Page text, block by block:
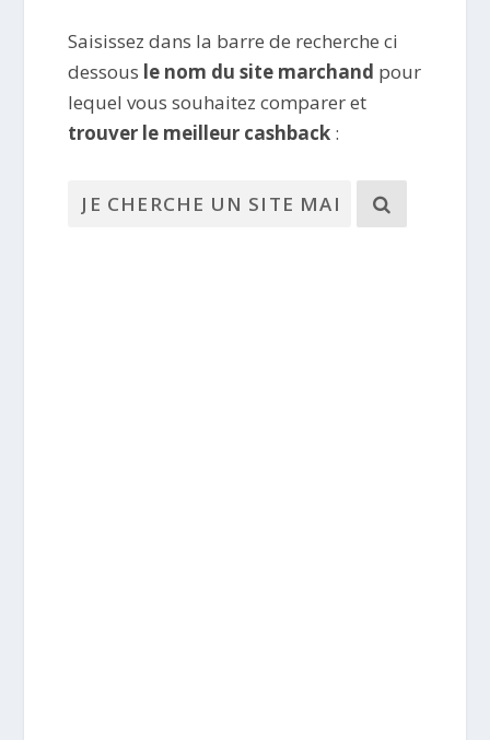
Saisissez dans la barre de recherche ci
dessous le nom du site marchand pour
lequel vous souhaitez comparer et
trouver le meilleur cashback :